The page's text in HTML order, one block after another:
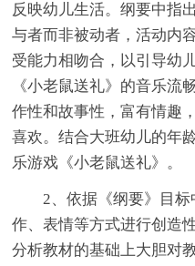
反映幼儿生活。纲要中指
与者而非被动者，活动内
受能力相吻合，以引导幼
《小老鼠送礼》的音乐流
作性和故事性，富有情趣
喜欢。结合大班幼儿的年
乐游戏《小老鼠送礼》。
2、依据《纲要》目
作、表情等方式进行创造
分析教材的基础上大胆对